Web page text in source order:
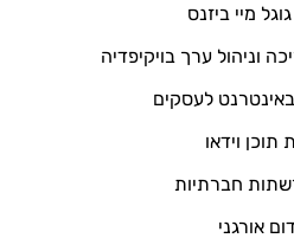
מיי ביזנס
וניהול ערך בויקיפדיה
באינטרנט לעסקים
תוכן וידאו
חברתיות
אורגני